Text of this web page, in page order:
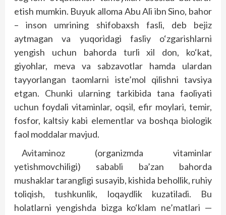
etish mumkin. Buyuk alloma Abu Ali ibn Sino, bahor
– inson umrining shifobaxsh fasli, deb bejiz
aytmagan va yuqoridagi fasliy o‘zgarishlarni
yengish uchun bahorda turli xil don, ko‘kat,
giyohlar, meva va sabzavotlar hamda ulardan
tayyorlangan taomlarni iste’mol qilishni tavsiya
etgan. Chunki ularning tarkibida tana faoliyati
uchun foydali vitaminlar, oqsil, efir moylari, temir,
fosfor, kaltsiy kabi elementlar va boshqa biologik
faol moddalar mavjud.
Avitaminoz (organizmda vitaminlar
yetishmovchiligi) sababli ba’zan bahorda
mushaklar tarangligi susayib, kishida behollik, ruhiy
toliqish, tushkunlik, loqaydlik kuzatiladi. Bu
holatlarni yengishda bizga ko‘klam ne’matlari —